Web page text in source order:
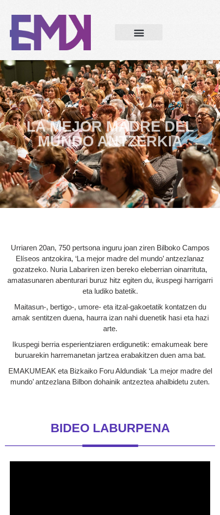
LA MEJOR MADRE DEL
MUNDO ANTZERKIA
Urriaren 20an, 750 pertsona inguru joan ziren Bilboko Campos
Elíseos antzokira, ‘La mejor madre del mundo’ antzezlanaz
gozatzeko. Nuria Labariren izen bereko eleberrian oinarrituta,
amatasunaren abenturari buruz hitz egiten du, ikuspegi harrigarri
eta ludiko batetik.
Maitasun-, bertigo-, umore- eta itzal-gakoetatik kontatzen du
amak sentitzen duena, haurra izan nahi duenetik hasi eta hazi
arte.
Ikuspegi berria esperientziaren erdigunetik: emakumeak bere
buruarekin harremanetan jartzea erabakitzen duen ama bat.
EMAKUMEAK eta Bizkaiko Foru Aldundiak ‘La mejor madre del
mundo’ antzezlana Bilbon dohainik antzeztea ahalbidetu zuten.
BIDEO LABURPENA